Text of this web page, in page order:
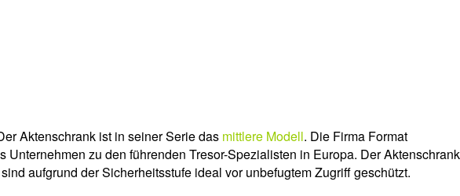
Aktenschrank ist in seiner Serie das mittlere Modell. Die Firma Format
Unternehmen zu den führenden Tresor-Spezialisten in Europa. Der Aktenschrank
aufgrund der Sicherheitsstufe ideal vor unbefugtem Zugriff geschützt.